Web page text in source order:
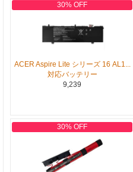
30% OFF
ACER Aspire Lite シリーズ 16 AL1...
対応バッテリー
9,239
30% OFF